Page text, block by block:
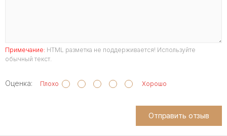
Примечание: HTML разметка не поддерживается! Используйте
обычный текст.
Оценка: Плохо Хорошо
Отправить отзыв